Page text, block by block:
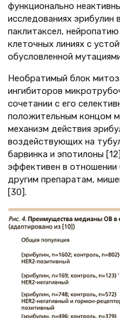
функционально
исследованиях
паклитаксел,
клеточных линиях с
обусловленной
Необратимый блок
ингибиторов
сочетании с его
положительным концом
механизм действия
воздействующих на
барвинка и эпотилоны
эффективен в
другим препаратам,
[30].